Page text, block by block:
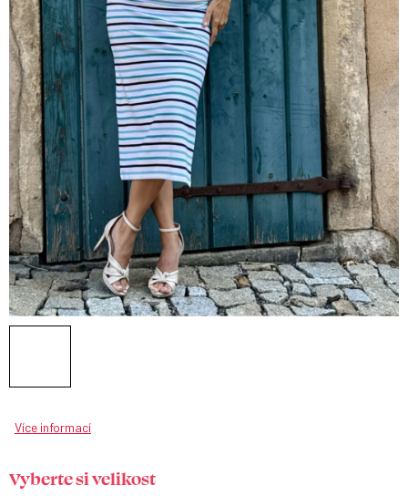
Více informací
Vyberte si velikost